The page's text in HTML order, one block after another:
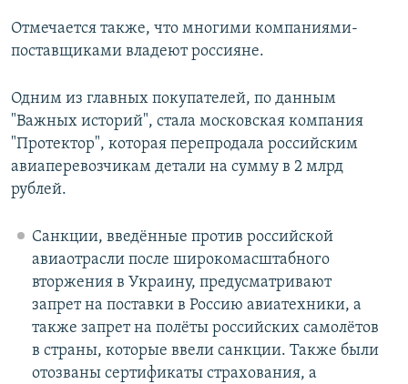
Отмечается также, что многими компаниями-
поставщиками владеют россияне.
Одним из главных покупателей, по данным
"Важных историй", стала московская компания
"Протектор", которая перепродала российским
авиаперевозчикам детали на сумму в 2 млрд
рублей.
Санкции, введённые против российской
авиаотрасли после широкомасштабного
вторжения в Украину, предусматривают
запрет на поставки в Россию авиатехники, а
также запрет на полёты российских самолётов
в страны, которые ввели санкции. Также были
отозваны сертификаты страхования, а